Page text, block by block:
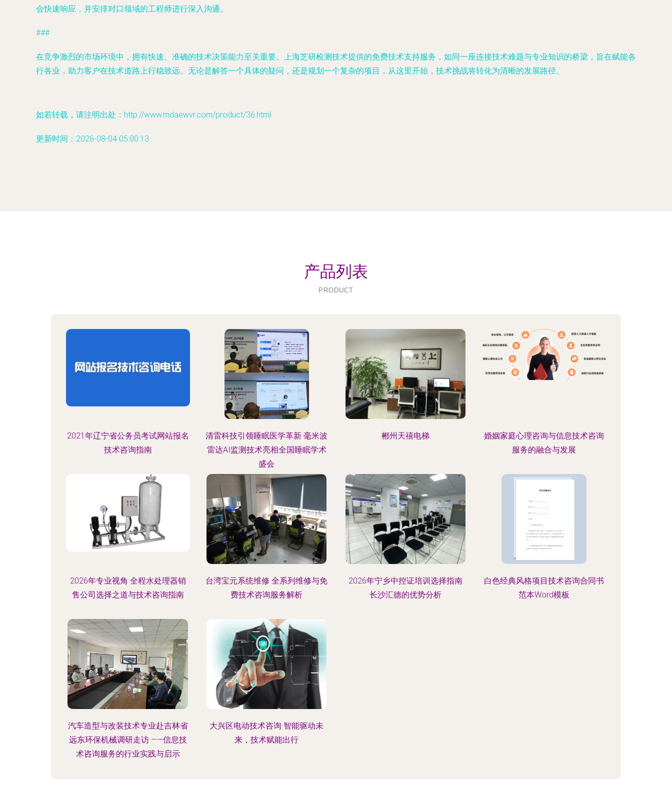
会快速响应，并安排对口领域的工程师进行深入沟通。
###
在竞争激烈的市场环境中，拥有快速、准确的技术决策能力至关重要。上海芝研检测技术提供的免费技术支持服务，如同一座连接技术难题与专业知识的桥梁，旨在赋能各
行各业，助力客户在技术道路上行稳致远。无论是解答一个具体的疑问，还是规划一个复杂的项目，从这里开始，技术挑战将转化为清晰的发展路径。
如若转载，请注明出处：http://www.mdaewvr.com/product/36.html
更新时间：2026-08-04 05:00:13
产品列表
PRODUCT
2021年辽宁省公务员考试网站报名
技术咨询指南
清雷科技引领睡眠医学革新 毫米波
雷达AI监测技术亮相全国睡眠学术
盛会
郴州天禧电梯
婚姻家庭心理咨询与信息技术咨询
服务的融合与发展
2026年专业视角 全程水处理器销
售公司选择之道与技术咨询指南
台湾宝元系统维修 全系列维修与免
费技术咨询服务解析
2026年宁乡中控证培训选择指南
长沙汇德的优势分析
白色经典风格项目技术咨询合同书
范本Word模板
汽车造型与改装技术专业赴吉林省
远东环保机械调研走访 ——信息技
术咨询服务的行业实践与启示
大兴区电动技术咨询 智能驱动未
来，技术赋能出行